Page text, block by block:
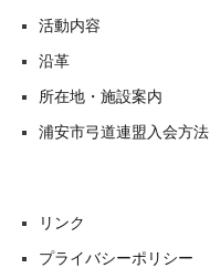
活動内容
沿革
所在地・施設案内
浦安市弓道連盟入会方法
リンク
プライバシーポリシー